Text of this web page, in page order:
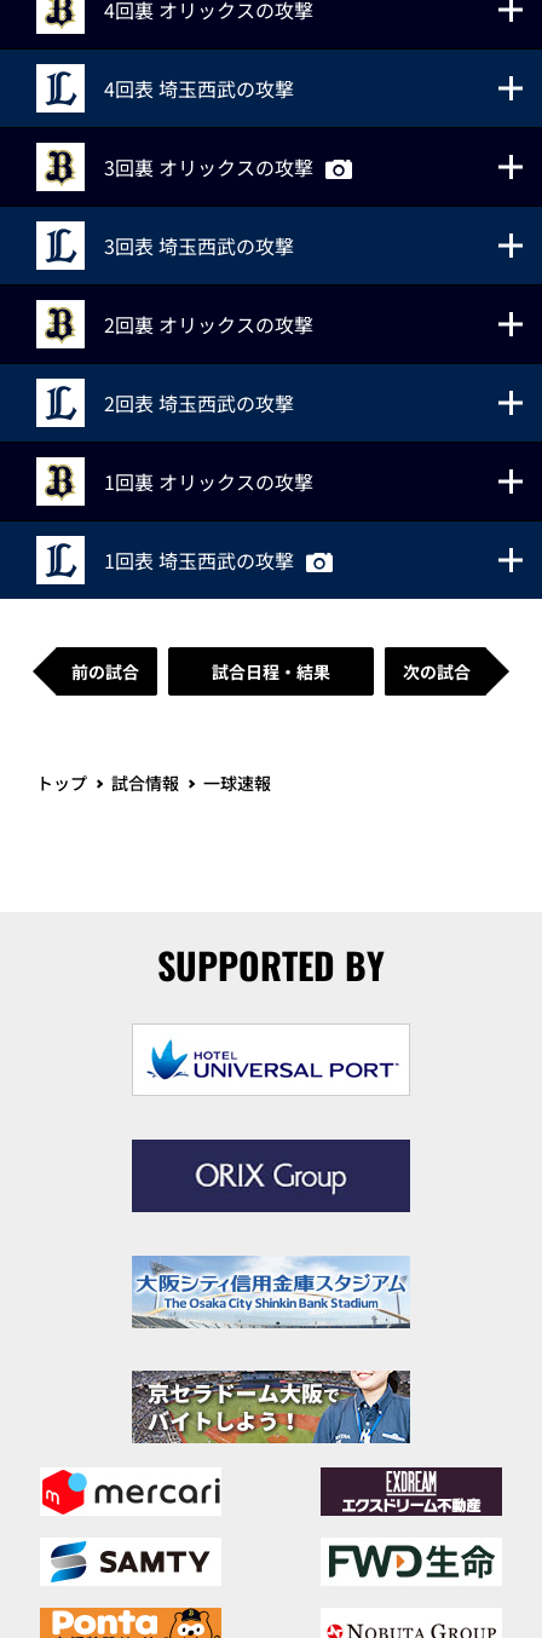
4回裏 オリックスの攻撃
4回表 埼玉西武の攻撃
3回裏 オリックスの攻撃
3回表 埼玉西武の攻撃
2回裏 オリックスの攻撃
2回表 埼玉西武の攻撃
1回裏 オリックスの攻撃
1回表 埼玉西武の攻撃
前の試合 試合日程・結果 次の試合
トップ 試合情報 一球速報
SUPPORTED BY